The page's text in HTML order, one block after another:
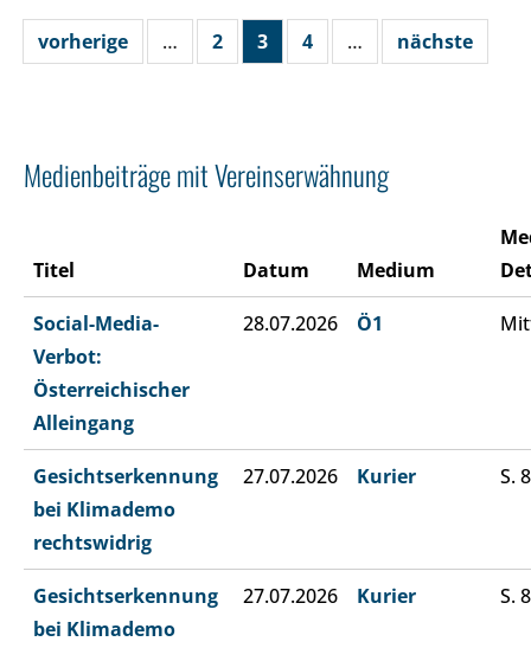
vorherige … 2 3 4 … nächste
Medienbeiträge mit Vereinserwähnung
Titel Datum Medium
Social-Media-
Verbot:
Österreichischer
Alleingang
28.07.2026 Ö1
Gesichtserkennung
bei Klimademo
rechtswidrig
27.07.2026 Kurier S. 8
Gesichtserkennung
bei Klimademo
27.07.2026 Kurier S. 8